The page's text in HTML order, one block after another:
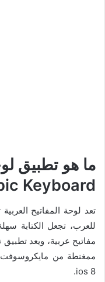
ما هو تطبيق
Keyboard:
تعد لوحة المفاتيح
للعرب، تجعل الكتابة
مفاتيح عربية، ويعد
ممغنطة من
ios 8.